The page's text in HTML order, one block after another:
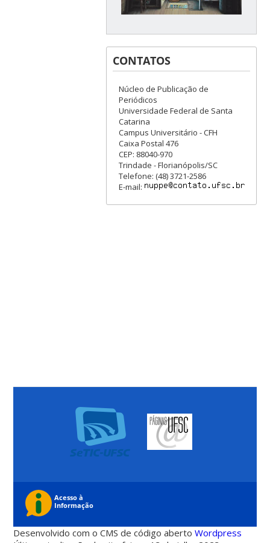
CONTATOS
Núcleo de Publicação de
Periódicos
Universidade Federal de Santa
Catarina
Campus Universitário - CFH
Caixa Postal 476
CEP: 88040-970
Trindade - Florianópolis/SC
Telefone: (48) 3721-2586
E-mail:
Desenvolvido com o CMS de código abertoWordpress